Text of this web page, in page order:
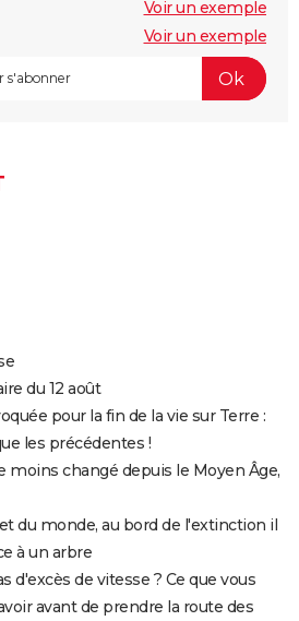
Voir un exemple
Voir un exemple
du 12 août
pour la fin de la vie sur Terre :
les précédentes !
moins changé depuis le Moyen Âge,
du monde, au bord de l'extinction il
à un arbre
d'excès de vitesse ? Ce que vous
avant de prendre la route des